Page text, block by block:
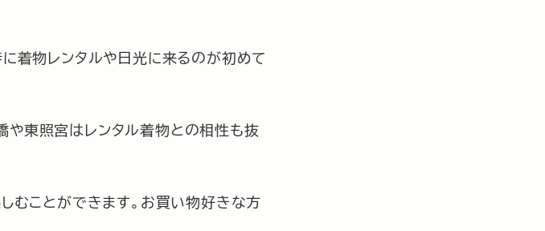
着物レンタルや日光に来るのが初めて
東照宮はレンタル着物との相性も抜
むことができます。お買い物好きな方